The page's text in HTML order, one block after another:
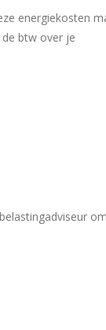
energiekosten
btw over je